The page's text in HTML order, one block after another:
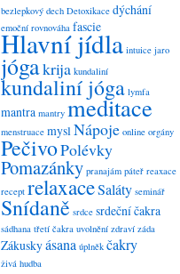
bezlepkový dech Detoxikace dýchání
emoční rovnováha fascie
Hlavní jídla intuice jaro
jógakrija kundaliní
kundaliní jóga lymfa
mantra mantry meditace
menstruace myslNápoje online orgány
PečivoPolévky
Pomazánky pranajám páteř reaxace
recept relaxaceSaláty seminář
Snídaně srdce srdeční čakra
sádhana třetí čakra uvolnění zdraví záda
Zákuskyásana úplněk čakry
živá hudba